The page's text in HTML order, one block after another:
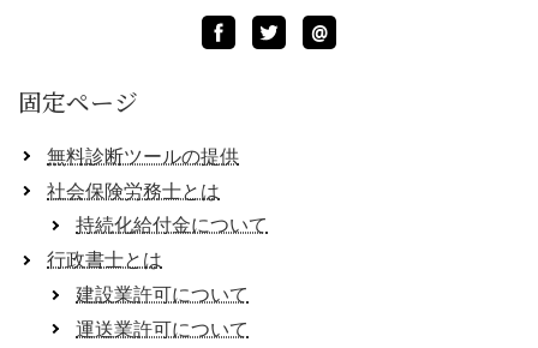
Facebook
Twitter
LINE
@
固定ページ
無料診断ツールの提供
社会保険労務士とは
持続化給付金について
行政書士とは
建設業許可について
運送業許可について